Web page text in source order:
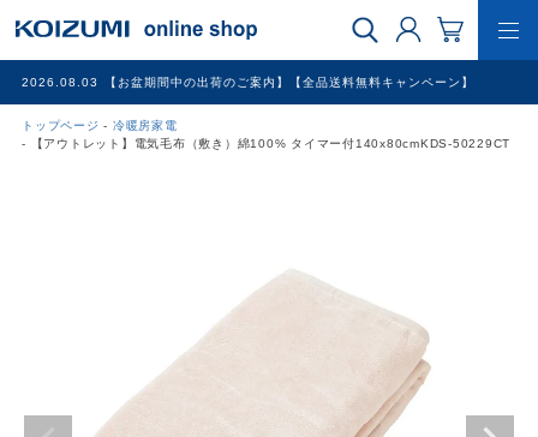
2026.08.03 【お盆期間中の出荷のご案内】【全品送料無料キャンペーン】
トップページ
冷暖房家電
【アウトレット】電気毛布（敷き）綿100% タイマー付140x80cmKDS-50229CT
WEB限定品
冷暖房家電
家具